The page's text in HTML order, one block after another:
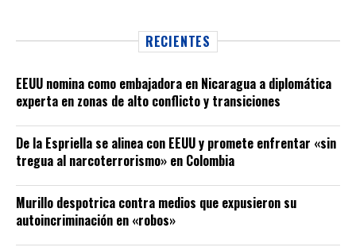
RECIENTES
EEUU nomina como embajadora en Nicaragua a diplomática
experta en zonas de alto conflicto y transiciones
De la Espriella se alinea con EEUU y promete enfrentar «sin
tregua al narcoterrorismo» en Colombia
Murillo despotrica contra medios que expusieron su
autoincriminación en «robos»